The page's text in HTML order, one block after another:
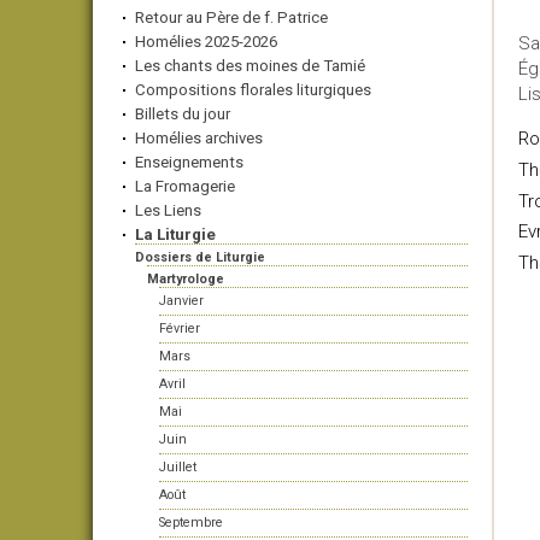
Retour au Père de f. Patrice
Homélies 2025-2026
Les chants des moines de Tamié
Compositions florales liturgiques
Billets du jour
Homélies archives
Enseignements
La Fromagerie
Les Liens
La Liturgie
Dossiers de Liturgie
Martyrologe
Janvier
Février
Mars
Avril
Mai
Juin
Juillet
Août
Septembre